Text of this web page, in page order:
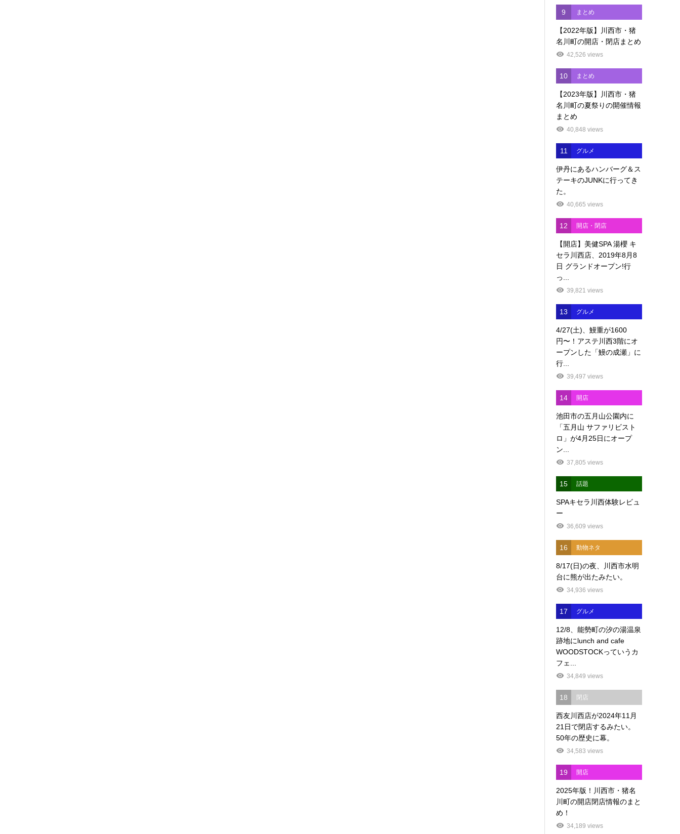
9 まとめ
【2022年版】川西市・猪
名川町の開店・閉店まとめ
42,526 views
10 まとめ
【2023年版】川西市・猪
名川町の夏祭りの開催情報
まとめ
40,848 views
11 グルメ
伊丹にあるハンバーグ＆ス
テーキのJUNKに行ってき
た。
40,665 views
12 開店・閉店
【開店】美健SPA 湯櫻 キ
セラ川西店、2019年8月8
日 グランドオープン!行
っ...
39,821 views
13 グルメ
4/27(土)、鰻重が1600
円〜！アステ川西3階にオ
ープンした「鰻の成瀬」に
行...
39,497 views
14 開店
池田市の五月山公園内に
「五月山 サファリビスト
ロ」が4月25日にオープ
ン...
37,805 views
15 話題
SPAキセラ川西体験レビュ
ー
36,609 views
16 動物ネタ
8/17(日)の夜、川西市水明
台に熊が出たみたい。
34,936 views
17 グルメ
12/8、能勢町の汐の湯温泉
跡地にlunch and cafe
WOODSTOCKっていうカ
フェ...
34,849 views
18 閉店
西友川西店が2024年11月
21日で閉店するみたい。
50年の歴史に幕。
34,583 views
19 開店
2025年版！川西市・猪名
川町の開店閉店情報のまと
め！
34,189 views